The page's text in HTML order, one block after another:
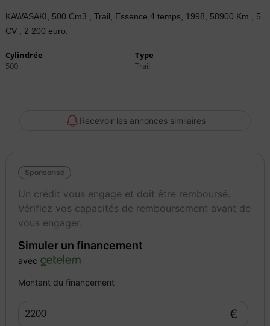
KAWASAKI, 500 Cm3 , Trail, Essence 4 temps, 1998, 58900 Km , 5
CV , 2 200 euro.
Cylindrée
500
Type
Trail
Recevoir les annonces similaires
Sponsorisé
Un crédit vous engage et doit être remboursé.
Vérifiez vos capacités de remboursement avant de
vous engager.
Simuler un financement
avec
Montant du financement
€